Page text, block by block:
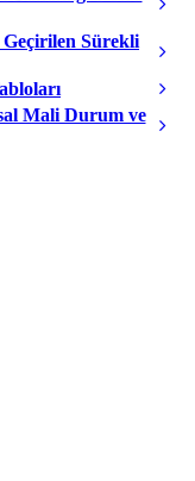
Geçirilen Sürekli
Mali Durum ve